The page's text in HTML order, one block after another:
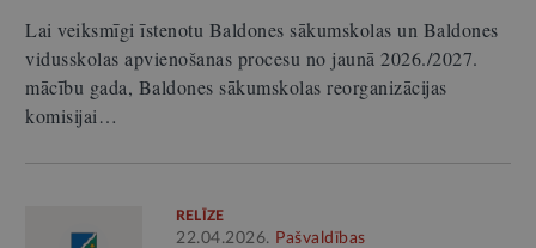
Lai veiksmīgi īstenotu Baldones sākumskolas un Baldones
vidusskolas apvienošanas procesu no jaunā 2026./2027.
mācību gada, Baldones sākumskolas reorganizācijas
komisijai…
RELĪZE
22.04.2026. Pašvaldības